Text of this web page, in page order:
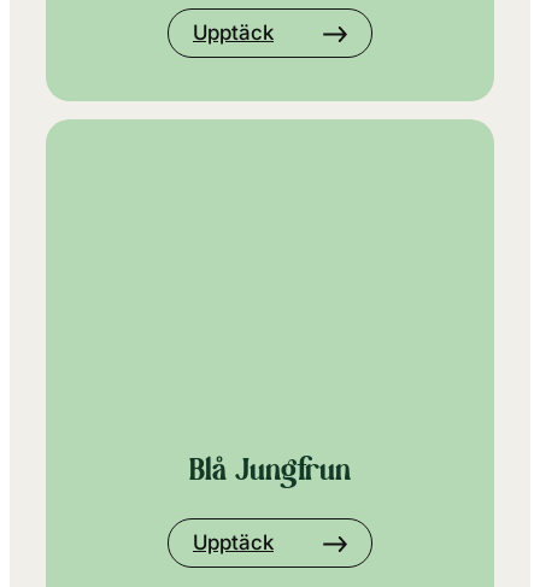
Upptäck
Blå Jungfrun
Upptäck